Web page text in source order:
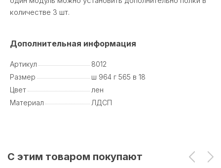
количестве 3 шт.
Дополнительная информация
Артикул
8012
Размер
ш 964 г 565 в 18
Цвет
лен
Материал
ЛДСП
С этим товаром покупают